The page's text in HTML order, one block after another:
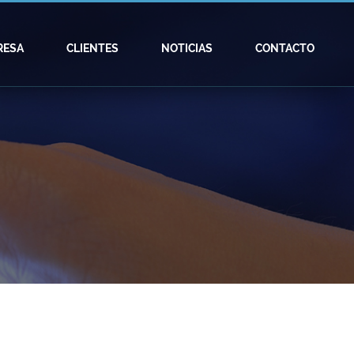
CLIENTES NOTICIAS CONTACTO